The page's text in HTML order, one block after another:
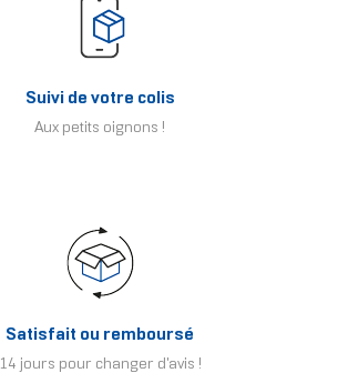
Suivi de votre colis
Aux petits oignons !
Satisfait ou remboursé
14 jours pour changer d'avis !